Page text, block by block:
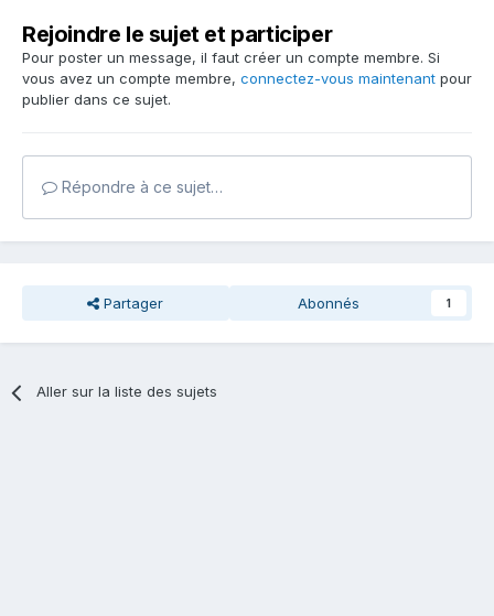
Rejoindre le sujet et participer
Pour poster un message, il faut créer un compte membre. Si
vous avez un compte membre, connectez-vous maintenant pour
publier dans ce sujet.
Répondre à ce sujet…
Partager Abonnés 1
Aller sur la liste des sujets